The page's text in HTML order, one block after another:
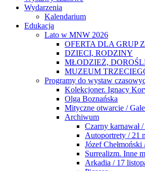
Wydarzenia
Kalendarium
Edukacja
Lato w MNW 2026
OFERTA DLA GRUP
DZIECI, RODZINY
MŁODZIEŻ,
MUZEUM
Programy do wystaw
Kolekcjoner. Ignacy
Olga Boznańska
Mityczne otwarcie /
Archiwum
Czarny karnawał
Autoportrety / 21
Józef
Surrealizm. Inne
Arkadia / 17